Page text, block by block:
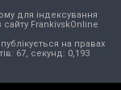
для індексування
сайту FrankivskOnline
на правах
67, секунд: 0,193